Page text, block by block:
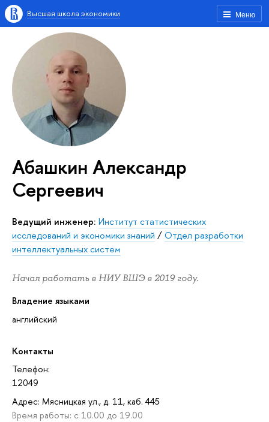
Меню
Высшая школа экономики
Абашкин Александр
Сергеевич
Ведущий инженер: Институт статистических
исследований и экономики знаний /Отдел разработки
интеллектуальных систем
Начал работать в НИУ ВШЭ в 2019 году.
Владение языками
английский
Контакты
Телефон:
12049
Адрес: Мясницкая ул., д. 11, каб. 445
Время работы: с 10.00 до 19.00